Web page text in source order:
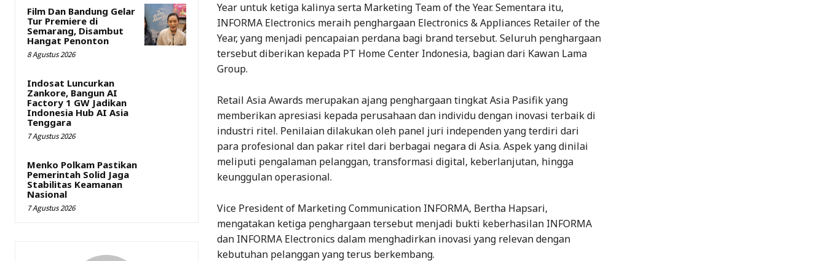
Film Dan Bandung Gelar
Tur Premiere di
Semarang, Disambut
Hangat Penonton
8 Agustus 2026
Indosat Luncurkan
Zankore, Bangun AI
Factory 1 GW Jadikan
Indonesia Hub AI Asia
Tenggara
7 Agustus 2026
Menko Polkam Pastikan
Pemerintah Solid Jaga
Stabilitas Keamanan
Nasional
7 Agustus 2026
Year untuk ketiga kalinya serta Marketing Team of the Year. Sementara itu,
INFORMA Electronics meraih penghargaan Electronics & Appliances Retailer of the
Year, yang menjadi pencapaian perdana bagi brand tersebut. Seluruh penghargaan
tersebut diberikan kepada PT Home Center Indonesia, bagian dari Kawan Lama
Group.
Retail Asia Awards merupakan ajang penghargaan tingkat Asia Pasifik yang
memberikan apresiasi kepada perusahaan dan individu dengan inovasi terbaik di
industri ritel. Penilaian dilakukan oleh panel juri independen yang terdiri dari
para profesional dan pakar ritel dari berbagai negara di Asia. Aspek yang dinilai
meliputi pengalaman pelanggan, transformasi digital, keberlanjutan, hingga
keunggulan operasional.
Vice President of Marketing Communication INFORMA, Bertha Hapsari,
mengatakan ketiga penghargaan tersebut menjadi bukti keberhasilan INFORMA
dan INFORMA Electronics dalam menghadirkan inovasi yang relevan dengan
kebutuhan pelanggan yang terus berkembang.